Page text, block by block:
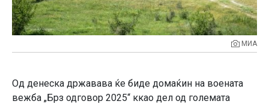
МИА
Од денеска државава ќе биде домаќин на воената
вежба „Брз одговор 2025“ ккао дел од големата